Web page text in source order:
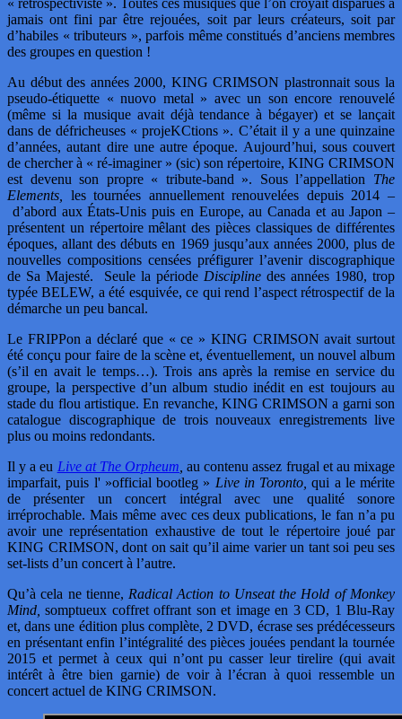
« rétrospectiviste ». Toutes ces musiques que l’on croyait disparues à
jamais ont fini par être rejouées, soit par leurs créateurs, soit par
d’habiles « tributeurs », parfois même constitués d’anciens membres
des groupes en question !
Au début des années 2000, KING CRIMSON plastronnait sous la
pseudo-étiquette « nuovo metal » avec un son encore renouvelé
(même si la musique avait déjà tendance à bégayer) et se lançait
dans de défricheuses « projeKCtions ». C’était il y a une quinzaine
d’années, autant dire une autre époque. Aujourd’hui, sous couvert
de chercher à « ré-imaginer » (sic) son répertoire, KING CRIMSON
est devenu son propre « tribute-band ». Sous l’appellation The
Elements,
les tournées annuellement renouvelées depuis 2014 –
d’abord aux États-Unis puis en Europe, au Canada et au Japon –
présentent un répertoire mêlant des pièces classiques de différentes
époques, allant des débuts en 1969 jusqu’aux années 2000, plus de
nouvelles compositions censées préfigurer l’avenir discographique
de Sa Majesté. Seule la période Discipline des années 1980, trop
typée BELEW, a été esquivée, ce qui rend l’aspect rétrospectif de la
démarche un peu bancal.
Le FRIPPon a déclaré que « ce » KING CRIMSON avait surtout
été conçu pour faire de la scène et, éventuellement, un nouvel album
(s’il en avait le temps…). Trois ans après la remise en service du
groupe, la perspective d’un album studio inédit en est toujours au
stade du flou artistique. En revanche, KING CRIMSON a garni son
catalogue discographique de trois nouveaux enregistrements live
plus ou moins redondants.
Il y a eu Live at The Orpheum au contenu assez frugal et au mixage
imparfait, puis l' »official bootleg » Live in Toronto, qui a le mérite
de présenter un concert intégral avec une qualité sonore
irréprochable. Mais même avec ces deux publications, le fan n’a pu
avoir une représentation exhaustive de tout le répertoire joué par
KING CRIMSON, dont on sait qu’il aime varier un tant soi peu ses
set-lists d’un concert à l’autre.
Qu’à cela ne tienne, Radical Action to Unseat the Hold of Monkey
Mind, somptueux coffret offrant son et image en 3 CD, 1 Blu-Ray
et, dans une édition plus complète, 2 DVD, écrase ses prédécesseurs
en présentant enfin l’intégralité des pièces jouées pendant la tournée
2015 et permet à ceux qui n’ont pu casser leur tirelire (qui avait
intérêt à être bien garnie) de voir à l’écran à quoi ressemble un
concert actuel de KING CRIMSON.